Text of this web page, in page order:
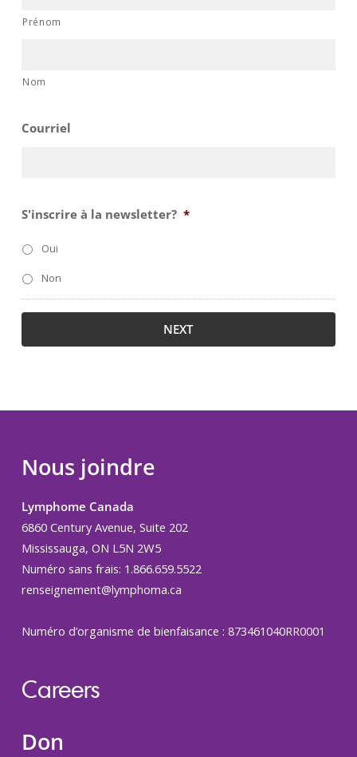
Prénom
Nom
Courriel
S'inscrire à la newsletter? *
Oui
Non
Nous joindre
Lymphome Canada
6860 Century Avenue, Suite 202
Mississauga, ON L5N 2W5
Numéro sans frais: 1.866.659.5522
renseignement@lymphoma.ca
Numéro d’organisme de bienfaisance : 873461040RR0001
Careers
Don